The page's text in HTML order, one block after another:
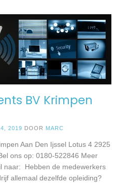
BV Krimpen
2019 DOOR MARC
Aan Den Ijssel Lotus 4 2925
ons op: 0180-522846 Meer
naar: Hebben de medewerkers
allemaal dezelfde opleiding?